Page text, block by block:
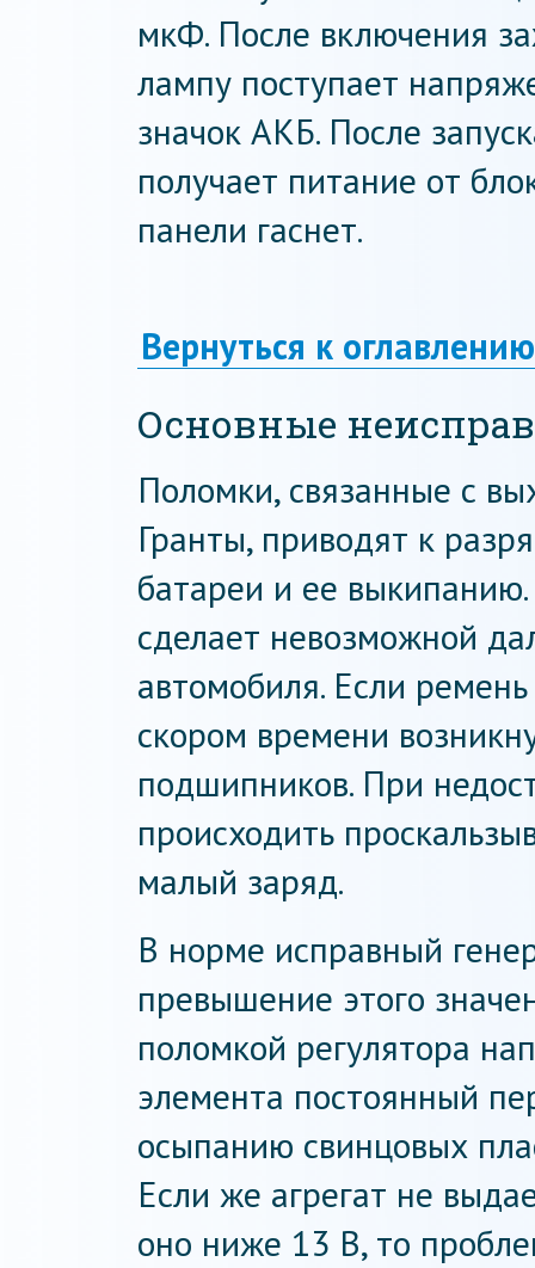
мкФ. После включения
лампу поступает
значок АКБ. После
получает питание от
панели гаснет.
Вернуться к оглавлению
Основные
Поломки, связанные с
Гранты, приводят к
батареи и ее
сделает невозможной
автомобиля. Если
скором времени
подшипников. При
происходить
малый заряд.
В норме исправный
превышение этого
поломкой регулятора
элемента постоянный
осыпанию свинцовых
Если же агрегат не
оно ниже 13 В, то